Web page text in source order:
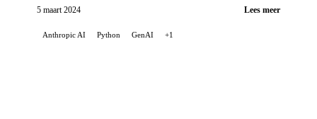
mogelijkheden ...
5 maart 2024 Lees meer
Anthropic AI Python GenAI +1